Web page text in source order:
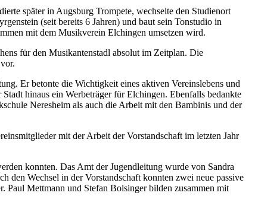
später in Augsburg Trompete, wechselte den Studienort
(seit bereits 6 Jahren) und baut sein Tonstudio in
mit dem Musikverein Elchingen umsetzen wird.
für den Musikantenstadl absolut im Zeitplan. Die
Er betonte die Wichtigkeit eines aktiven Vereinslebens und
hinaus ein Werbeträger für Elchingen. Ebenfalls bedankte
Neresheim als auch die Arbeit mit den Bambinis und der
mit der Arbeit der Vorstandschaft im letzten Jahr
konnten. Das Amt der Jugendleitung wurde von Sandra
den Wechsel in der Vorstandschaft konnten zwei neue passive
Paul Mettmann und Stefan Bolsinger bilden zusammen mit